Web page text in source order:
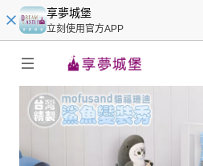
享夢城堡
立刻使用官方APP